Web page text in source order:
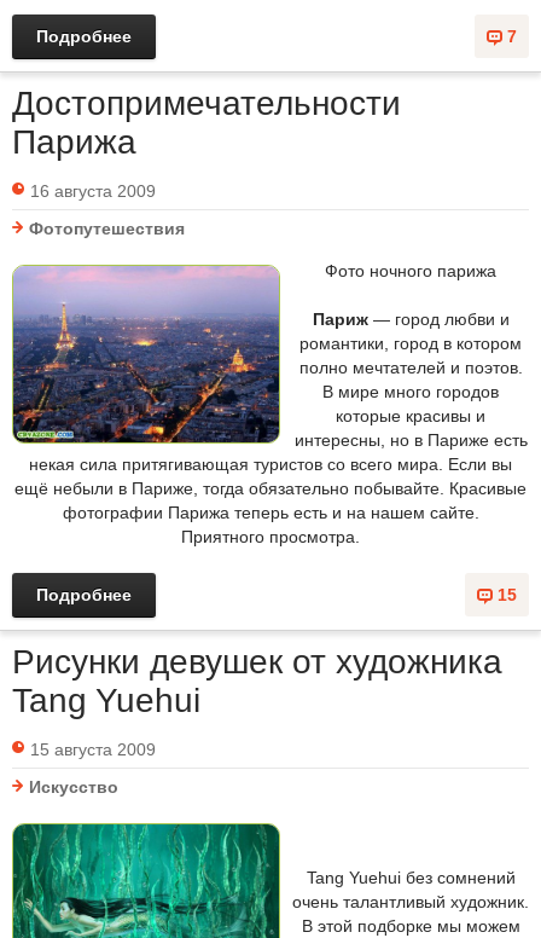
7
Подробнее
Достопримечательности
Парижа
16 августа 2009
Фотопутешествия
Фото ночного парижа
Париж— город любви и
романтики, город в котором
полно мечтателей и поэтов.
В мире много городов
которые красивы и
интересны, но в Париже есть
некая сила притягивающая туристов со всего мира. Если вы
ещё небыли в Париже, тогда обязательно побывайте. Красивые
фотографии Парижа теперь есть и на нашем сайте.
Приятного просмотра.
15
Подробнее
Рисунки девушек от художника
Tang Yuehui
15 августа 2009
Искусство
Tang Yuehui без сомнений
очень талантливый художник.
В этой подборке мы можем